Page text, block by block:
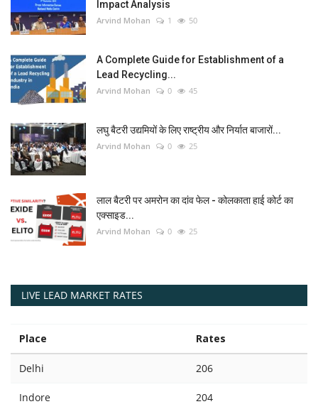
Impact Analysis
Arvind Mohan 1 50
A Complete Guide for Establishment of a
Lead Recycling...
Arvind Mohan 0 45
लघु बैटरी उद्यमियों के लिए राष्ट्रीय और निर्यात बाजारों...
Arvind Mohan 0 25
लाल बैटरी पर अमरोन का दांव फेल - कोलकाता हाई कोर्ट का
एक्साइड...
Arvind Mohan 0 25
LIVE LEAD MARKET RATES
Place Rates
Delhi 206
Indore 204